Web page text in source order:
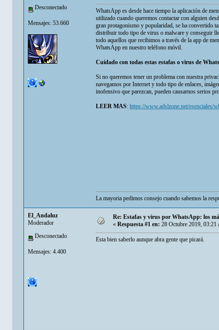
Desconectado
Mensajes: 53.660
WhatsApp es desde hace tiempo la aplicación de
utilizado cuando queremos contactar con alguien
gran protagonismo y popularidad, se ha convertido
distribuir todo tipo de virus o malware y conseguir
todo aquellos que recibimos a través de la app de
WhatsApp en nuestro teléfono móvil.
Cuidado con todas estas estafas o virus de
Si no queremos tener un problema con nuestra
navegamos por Internet y todo tipo de enlaces,
inofensivo que parezcan, pueden causarnos serios
LEER MAS:https://www.adslzone.net/esenciales/
La mayoria pedimos consejo cuando sabemos la
El_Andaluz
Moderador
Desconectado
Mensajes: 4.400
Re: Estafas y virus por WhatsApp: los
« Respuesta #1 en: 28 Octubre 2019, 03:21
Esta bien saberlo aunque abra gente que picará.